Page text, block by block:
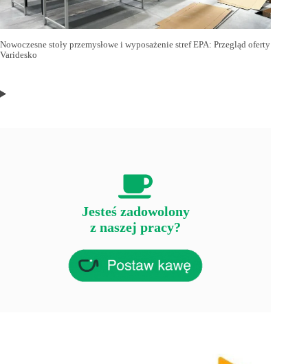
Nowoczesne stoły przemysłowe i wyposażenie stref EPA: Przegląd oferty
Varidesko
Jesteś zadowolony
z naszej pracy?